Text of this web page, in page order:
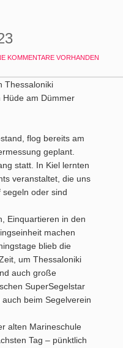
KOMMENTARE VORHANDEN
Thessaloniki
Hüde am Dümmer
flog bereits am
geplant.
statt. In Kiel lernten
veranstaltet, die uns
segeln oder sind
Einquartieren in den
machen
blieb die
um Thessaloniki
auch große
SuperSegelstar
beim Segelverein
alten Marineschule
Tag – pünktlich